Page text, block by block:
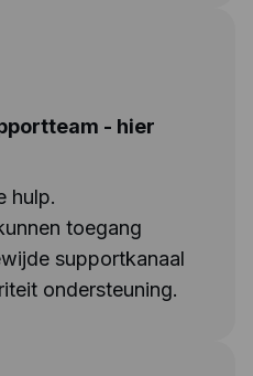
- hier
hulp.
toegang
supportkanaal
ondersteuning.